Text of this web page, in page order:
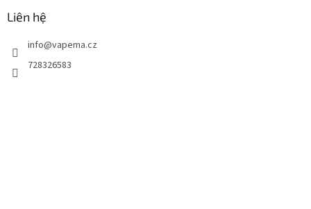
Liên hệ
info@vapema.cz
728326583